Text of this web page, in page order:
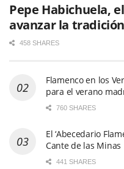
Pepe Habichuela,
avanzar la tradición
458 SHARES
Flamenco en los
para el verano
760 SHARES
El ‘Abecedario
Cante de las Minas
441 SHARES